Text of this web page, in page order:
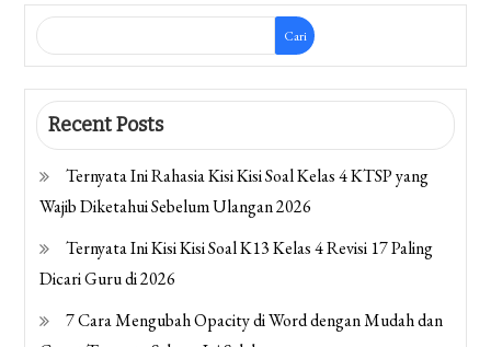
Cari
Recent Posts
Ternyata Ini Rahasia Kisi Kisi Soal Kelas 4 KTSP yang
Wajib Diketahui Sebelum Ulangan 2026
Ternyata Ini Kisi Kisi Soal K13 Kelas 4 Revisi 17 Paling
Dicari Guru di 2026
7 Cara Mengubah Opacity di Word dengan Mudah dan